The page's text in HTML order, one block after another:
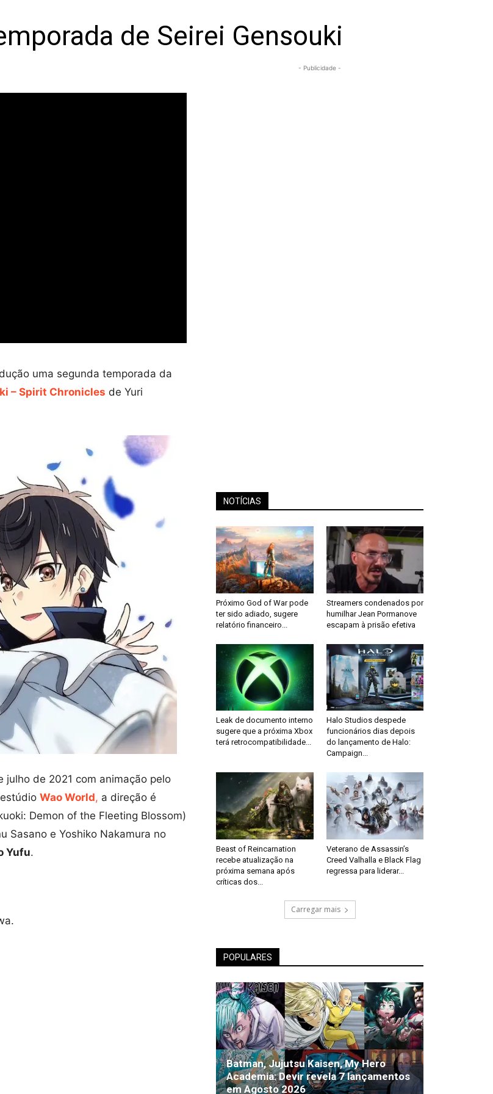
de Seirei Gensouki
uma segunda temporada da
– Spirit Chronicles de Yuri
julho de 2021 com animação pelo
Wao World, a direção é
Demon of the Fleeting Blossom)
Sasano e Yoshiko Nakamura no
Yufu.
- Publicidade -
NOTÍCIAS
Próximo God of War pode
ter sido adiado, sugere
relatório financeiro...
Streamers condenados por
humilhar Jean Pormanove
escapam à prisão efetiva
Leak de documento interno
sugere que a próxima Xbox
terá retrocompatibilidade...
Halo Studios despede
funcionários dias depois
do lançamento de Halo:
Campaign...
Beast of Reincarnation
recebe atualização na
próxima semana após
críticas dos...
Veterano de Assassin’s
Creed Valhalla e Black Flag
regressa para liderar...
Carregar mais
POPULARES
Batman, Jujutsu Kaisen, My Hero
Academia: Devir revela 7 lançamentos
em Agosto 2026